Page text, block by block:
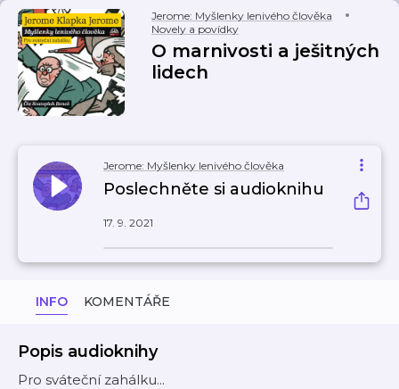
Jerome: Myšlenky lenivého člověka
Novely a povídky
O marnivosti a ješitných
lidech
Jerome: Myšlenky lenivého člověka
Poslechněte si audioknihu
17. 9. 2021
INFO KOMENTÁŘE
Popis audioknihy
Pro sváteční zahálku...